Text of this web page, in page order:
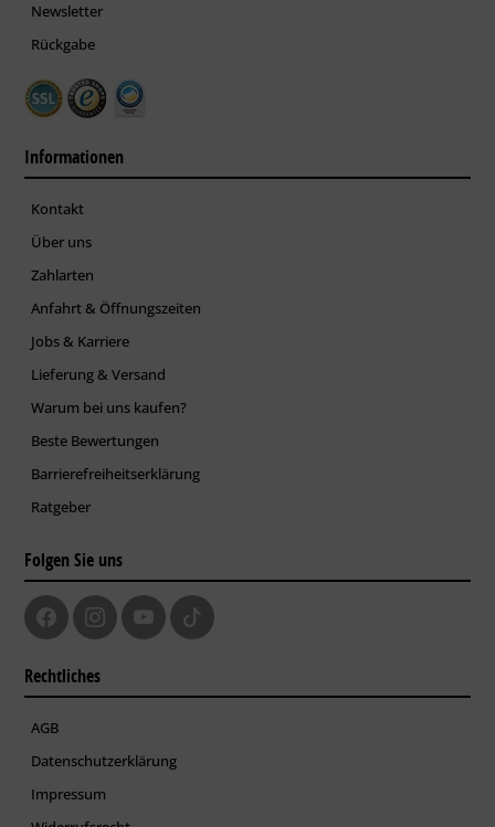
Newsletter
Rückgabe
Informationen
Kontakt
Über uns
Zahlarten
Anfahrt & Öffnungszeiten
Jobs & Karriere
Lieferung & Versand
Warum bei uns kaufen?
Beste Bewertungen
Barrierefreiheitserklärung
Ratgeber
Folgen Sie uns
Rechtliches
AGB
Datenschutzerklärung
Impressum